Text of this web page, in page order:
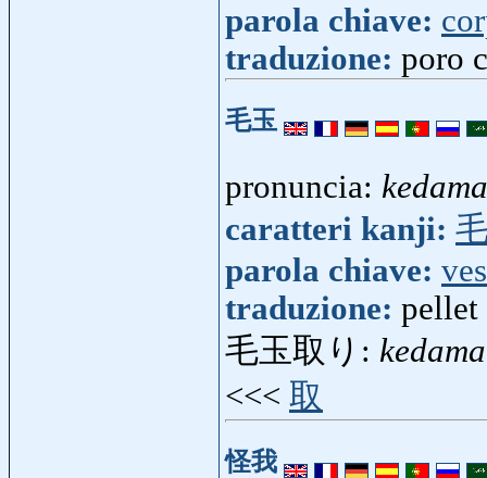
parola chiave:
traduzione: poro
毛玉
pronuncia: kedama
caratteri kanji:
parola chiave:
traduzione: pellet
毛玉取り:
<<< 取
怪我